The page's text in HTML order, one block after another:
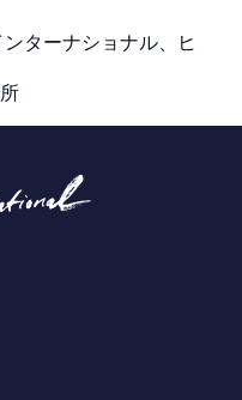
ターナショナル、ヒ